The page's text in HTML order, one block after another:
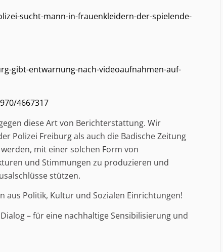
sucht-mann-in-frauenkleidern-der-spielende-
gibt-entwarnung-nach-videoaufnahmen-auf-
4667317
diese Art von Berichterstattung. Wir
Polizei Freiburg als auch die Badische Zeitung
mit einer solchen Form von
und Stimmungen zu produzieren und
stützen.
Politik, Kultur und Sozialen Einrichtungen!
– für eine nachhaltige Sensibilisierung und